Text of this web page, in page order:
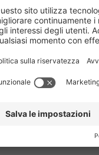
cardanico con
di smontaggio
un modello di pompa
unico, la
mantenere
in funzione nel
di rotore,